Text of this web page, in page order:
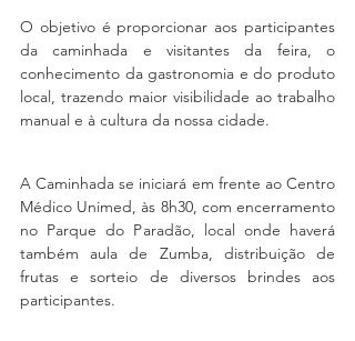
O objetivo é proporcionar aos participantes
da caminhada e visitantes da feira, o
conhecimento da gastronomia e do produto
local, trazendo maior visibilidade ao trabalho
manual e à cultura da nossa cidade.
A Caminhada se iniciará em frente ao Centro
Médico Unimed, às 8h30, com encerramento
no Parque do Paradão, local onde haverá
também aula de Zumba, distribuição de
frutas e sorteio de diversos brindes aos
participantes.